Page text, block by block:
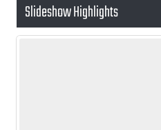
Slideshow Highlights